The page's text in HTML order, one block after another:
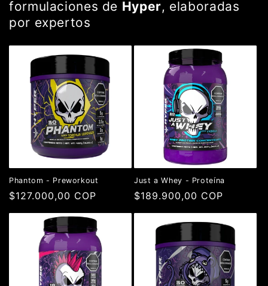
formulaciones de Hyper, elaboradas
por expertos
Phantom - Preworkout
Precio
habitual
$127.000,00 COP
Just a Whey - Proteína
Precio
habitual
$189.900,00 COP